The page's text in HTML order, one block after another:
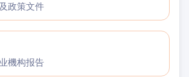
政策文件
機构报告